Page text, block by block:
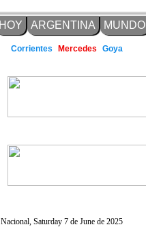
HOY ARGENTINA MUNDO
Corrientes Mercedes Goya
Nacional, Saturday 7 de June de 2025